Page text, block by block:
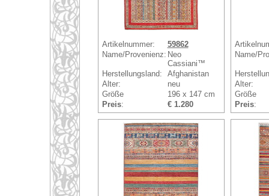
Artikelnummer:
59862
Name/Provenienz: Neo
Cassiani™
Herstellungsland:
Afghanistan
Alter:
neu
Größe
196 x 147 cm
Preis: € 1.280
Name/
Alter:
Größe
Preis: